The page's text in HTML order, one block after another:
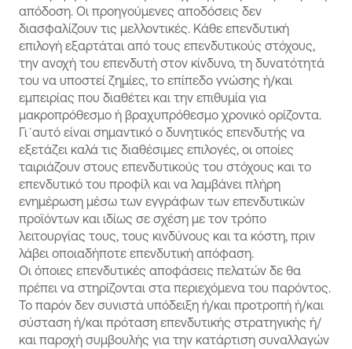
απόδοση. Οι προηγούμενες αποδόσεις δεν
διασφαλίζουν τις μελλοντικές. Κάθε επενδυτική
επιλογή εξαρτάται από τους επενδυτικούς στόχους,
την ανοχή του επενδυτή στον κίνδυνο, τη δυνατότητά
του να υποστεί ζημίες, το επίπεδο γνώσης ή/και
εμπειρίας που διαθέτει και την επιθυμία για
μακροπρόθεσμο ή βραχυπρόθεσμο χρονικό ορίζοντα.
Γι΄αυτό είναι σημαντικό ο δυνητικός επενδυτής να
εξετάζει καλά τις διαθέσιμες επιλογές, οι οποίες
ταιριάζουν στους επενδυτικούς του στόχους και το
επενδυτικό του προφίλ και να λαμβάνει πλήρη
ενημέρωση μέσω των εγγράφων των επενδυτικών
προϊόντων και ιδίως σε σχέση με τον τρόπο
λειτουργίας τους, τους κινδύνους και τα κόστη, πριν
λάβει οποιαδήποτε επενδυτική απόφαση.
Οι όποιες επενδυτικές αποφάσεις πελατών δε θα
πρέπει να στηρίζονται στα περιεχόμενα του παρόντος.
Το παρόν δεν συνιστά υπόδειξη ή/και προτροπή ή/και
σύσταση ή/και πρόταση επενδυτικής στρατηγικής ή/
και παροχή συμβουλής για την κατάρτιση συναλλαγών